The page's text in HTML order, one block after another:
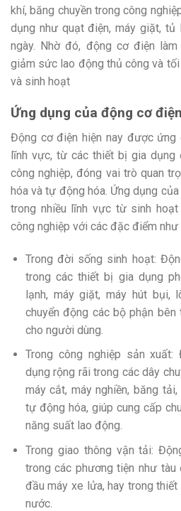
khí, băng chuyền trong công
dụng như quạt điện, máy giặt, tủ
ngày. Nhờ đó, động cơ điện
giảm sức lao động thủ công và
và sinh hoạt
Ứng dụng của động cơ điện
Động cơ điện hiện nay được ứng
lĩnh vực, từ các thiết bị gia dụng
công nghiệp, đóng vai trò quan
hóa và tự động hóa. Ứng dụng
trong nhiều lĩnh vực từ sinh
công nghiệp với các đặc điểm như
Trong đời sống sinh hoạt:
trong các thiết bị gia dụng
lạnh, máy giặt, máy hút bụi,
chuyển động các bộ phận
cho người dùng.
Trong công nghiệp sản
dụng rộng rãi trong các dây
máy cắt, máy nghiền, băng
tự động hóa, giúp cung cấp
năng suất lao động.
Trong giao thông vận tải:
trong các phương tiện như
đầu máy xe lửa, hay trong
nước.